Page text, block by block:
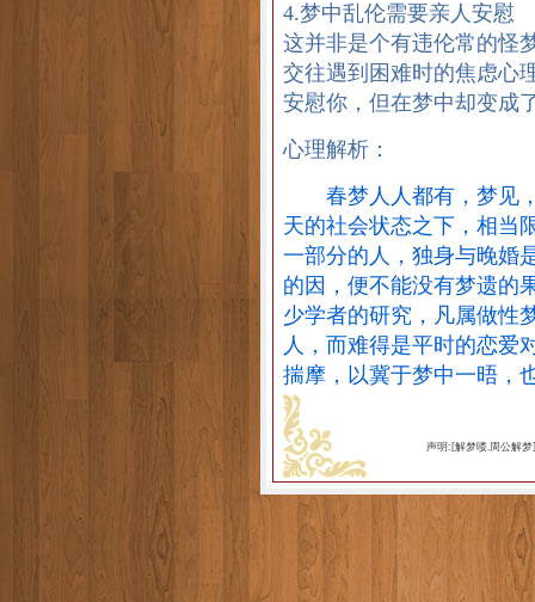
4.梦中乱伦需要亲人安慰
这并非是个有违伦常的怪
交往遇到困难时的焦虑心
安慰你，但在梦中却变成
心理解析：
春梦人人都有，梦见，
天的社会状态之下，相当
一部分的人，独身与晚婚
的因，便不能没有梦遗的
少学者的研究，凡属做性
人，而难得是平时的恋爱
揣摩，以冀于梦中一晤，
声明:[解梦喽.周公解